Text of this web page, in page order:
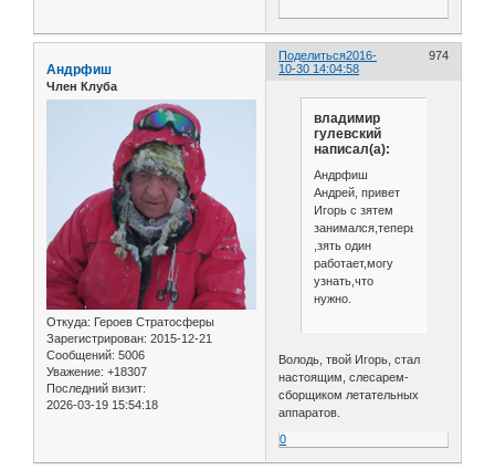
Поделиться 974
2016-
10-30 14:04:58
Андрфиш
Член Клуба
Откуда: Героев Стратосферы
Зарегистрирован: 2015-12-21
Сообщений: 5006
Уважение: +18307
Последний визит:
2026-03-19 15:54:18
владимир
гулевский
написал(а):
Андрфиш
Андрей, привет
Игорь с зятем
занимался,теперь
,зять один
работает,могу
узнать,что
нужно.
Володь, твой Игорь, стал
настоящим, слесарем-
сборщиком летательных
аппаратов.
0